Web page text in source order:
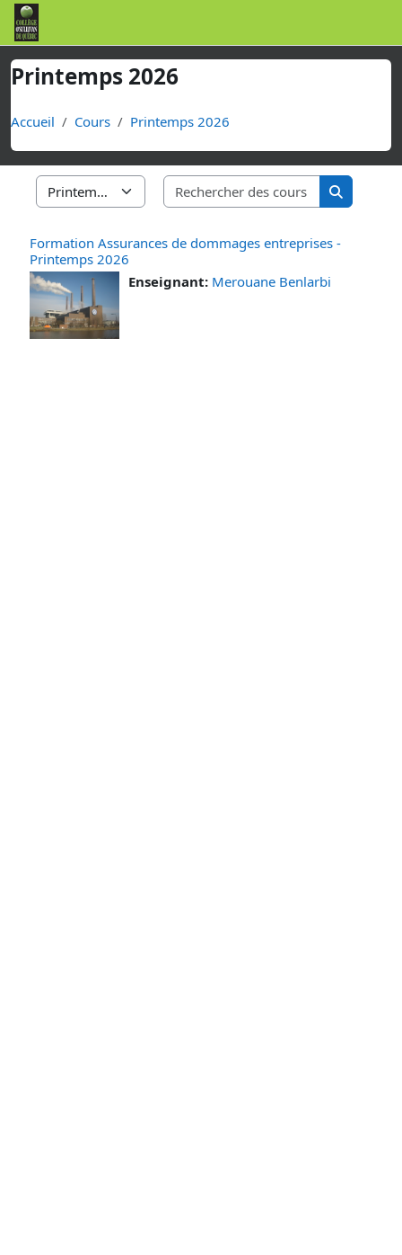
Passer au contenu principal
Printemps 2026
Accueil Cours Printemps 2026
Catégories de cours
Rechercher
Formation Assurances de dommages entreprises -
Printemps 2026
Enseignant: Merouane Benlarbi